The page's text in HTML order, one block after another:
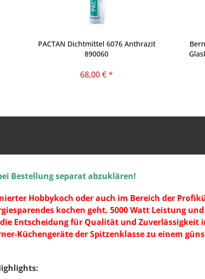
PACTAN Dichtmittel 6076 Anthrazit
890060
68,00 € *
Bestellung separat abzuklären!
Hobbykoch oder auch im Bereich der
kochen geht. 5000 Watt Leistung
Entscheidung für Qualität und Zuverlässigkeit
Küchengeräte der Spitzenklasse zu einem